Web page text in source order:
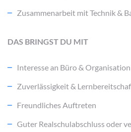
Zusammenarbeit mit Technik &
DAS BRINGST DU MIT
Interesse an Büro & Organisation
Zuverlässigkeit &
Freundliches Auftreten
Guter Realschulabschluss oder